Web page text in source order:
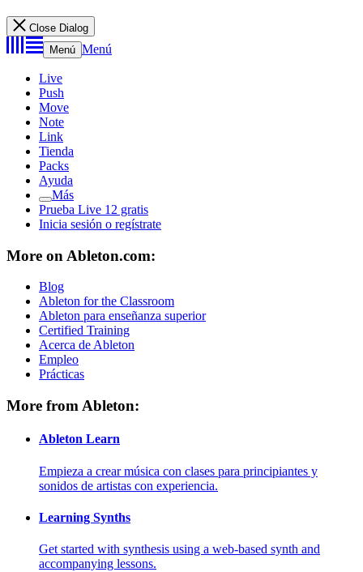
Close Dialog
Menú Menú
Live
Push
Move
Note
Link
Tienda
Packs
Ayuda
Más
Prueba Live 12 gratis
Inicia sesión o regístrate
More on Ableton.com:
Blog
Ableton for the Classroom
Ableton para enseñanza superior
Certified Training
Acerca de Ableton
Empleo
Prácticas
More from Ableton:
Ableton Learn
Empieza a crear música con clases para principiantes y
sonidos de artistas con experiencia.
Learning Synths
Get started with synthesis using a web-based synth and
accompanying lessons.